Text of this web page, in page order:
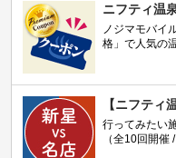
ニフティ温
ノジマモバイ
格」で人気の
【ニフティ
行ってみたい
（全10回開催